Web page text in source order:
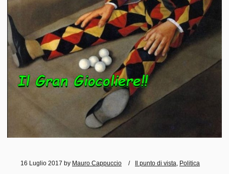
16 Luglio 2017 by Mauro Cappuccio Il punto di vista Politica